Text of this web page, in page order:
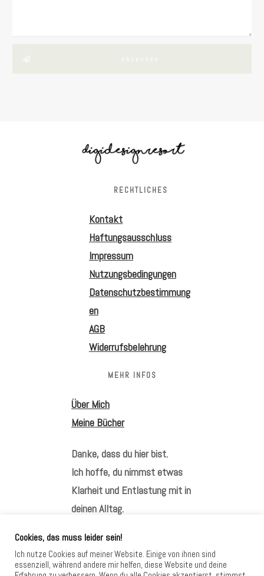
RECHTLICHES
Kontakt
Haftungsausschluss
Impressum
Nutzungsbedingungen
Datenschutzbestimmung
en
AGB
Widerrufsbelehrung
MEHR INFOS
Über Mich
Meine Bücher
Danke, dass du hier bist.
Ich hoffe, du nimmst etwas
Klarheit und Entlastung mit in
deinen Alltag.
Cookies, das muss leider sein!
Ich nutze Cookies auf meiner Website. Einige von ihnen sind
essenziell, während andere mir helfen, diese Website und deine